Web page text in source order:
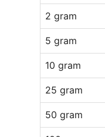
2 gram
5 gram
10 gram
25 gram
50 gram